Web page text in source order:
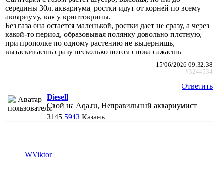
середины 30л. аквариума, ростки идут от корней по всему
аквариуму, как у криптокрины.
Без газа она остается маленькой, ростки дает не сразу, а через
какой-то период, образовывая полянку довольно плотную,
при прополке по одному растению не выдернишь,
вытаскиваешь сразу несколько потом снова сажаешь.
15/06/2026 09:32:38
#3244534
Ответить
Diesell
Свой на Aqa.ru, Неправильный аквариумист
3145 5943 Казань
WViktor